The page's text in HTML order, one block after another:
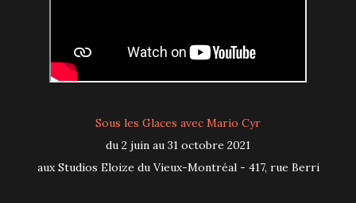
Sous les Glaces avec Mario Cyr
du 2 juin au 31 octobre 2021
aux Studios Eloize du Vieux-Montréal - 417, rue Berri